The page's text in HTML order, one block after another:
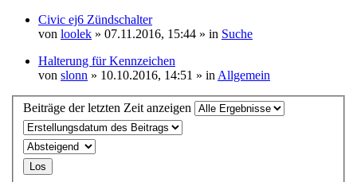
Civic ej6 Zündschalter
von loolek » 07.11.2016, 15:44 » in Suche
Halterung für Kennzeichen
von slonn » 10.10.2016, 14:51 » in Allgemein
Beiträge der letzten Zeit anzeigen